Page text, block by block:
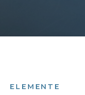
ELEMENTE